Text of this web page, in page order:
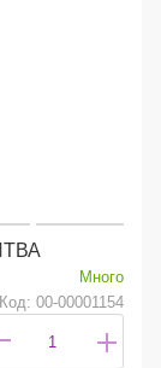
Много
Код: 00-00001154